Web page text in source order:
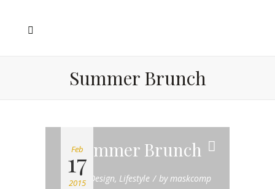
Summer Brunch
Feb
17
2015
Summer Brunch
Home Design, Lifestyle bymaskcomp